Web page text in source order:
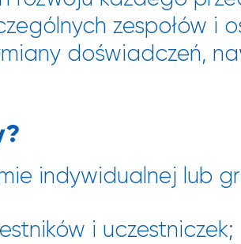
zespołów i
doświadczeń,
indywidualnej lub
i uczestniczek;